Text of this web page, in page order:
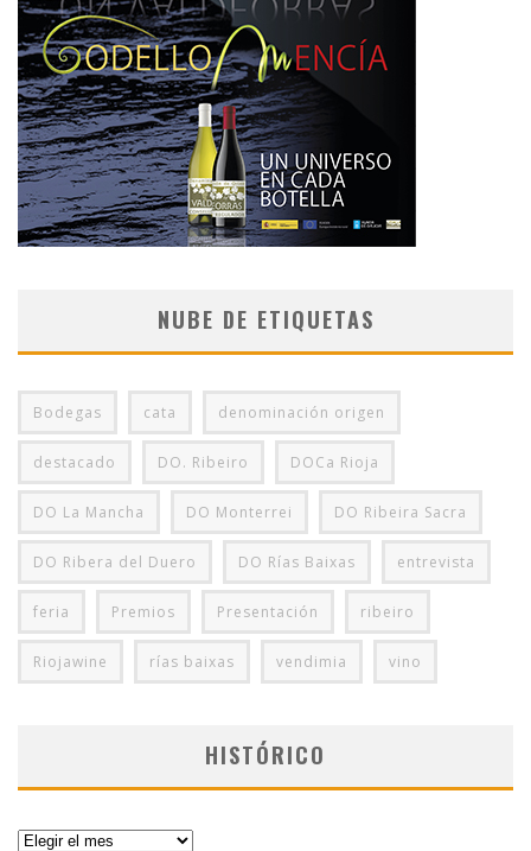
NUBE DE ETIQUETAS
Bodegas cata denominación origen
destacado DO. Ribeiro DOCa Rioja
DO La Mancha DO Monterrei DO Ribeira Sacra
DO Ribera del Duero DO Rías Baixas entrevista
feria Premios Presentación ribeiro
Riojawine rías baixas vendimia vino
HISTÓRICO
Histórico